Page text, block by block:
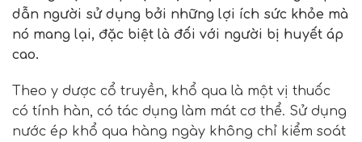
dẫn người sử dụng bởi những lợi ích sức khỏe mà
nó mang lại, đặc biệt là đối với người bị huyết áp
cao.
Theo y dược cổ truyền, khổ qua là một vị thuốc
có tính hàn, có tác dụng làm mát cơ thể. Sử dụng
nước ép khổ qua hàng ngày không chỉ kiểm soát